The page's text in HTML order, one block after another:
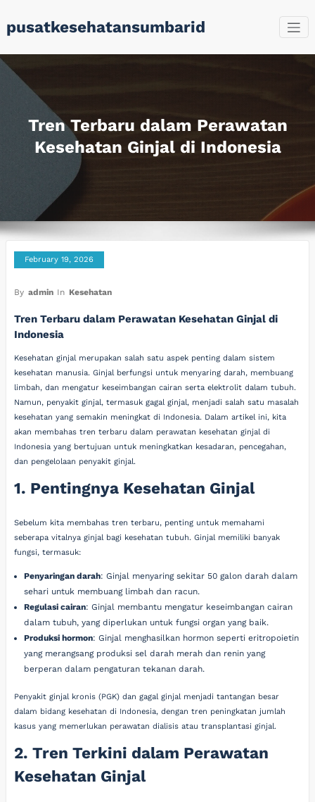
to
content
pusatkesehatansumbarid
Tren Terbaru dalam Perawatan
Kesehatan Ginjal di Indonesia
February 19, 2026
By admin In Kesehatan
Tren Terbaru dalam Perawatan Kesehatan Ginjal di
Indonesia
Kesehatan ginjal merupakan salah satu aspek penting dalam sistem
kesehatan manusia. Ginjal berfungsi untuk menyaring darah, membuang
limbah, dan mengatur keseimbangan cairan serta elektrolit dalam tubuh.
Namun, penyakit ginjal, termasuk gagal ginjal, menjadi salah satu masalah
kesehatan yang semakin meningkat di Indonesia. Dalam artikel ini, kita
akan membahas tren terbaru dalam perawatan kesehatan ginjal di
Indonesia yang bertujuan untuk meningkatkan kesadaran, pencegahan,
dan pengelolaan penyakit ginjal.
1. Pentingnya Kesehatan Ginjal
Sebelum kita membahas tren terbaru, penting untuk memahami
seberapa vitalnya ginjal bagi kesehatan tubuh. Ginjal memiliki banyak
fungsi, termasuk:
Penyaringan darah: Ginjal menyaring sekitar 50 galon darah dalam
sehari untuk membuang limbah dan racun.
Regulasi cairan: Ginjal membantu mengatur keseimbangan cairan
dalam tubuh, yang diperlukan untuk fungsi organ yang baik.
Produksi hormon: Ginjal menghasilkan hormon seperti eritropoietin
yang merangsang produksi sel darah merah dan renin yang
berperan dalam pengaturan tekanan darah.
Penyakit ginjal kronis (PGK) dan gagal ginjal menjadi tantangan besar
dalam bidang kesehatan di Indonesia, dengan tren peningkatan jumlah
kasus yang memerlukan perawatan dialisis atau transplantasi ginjal.
2. Tren Terkini dalam Perawatan
Kesehatan Ginjal